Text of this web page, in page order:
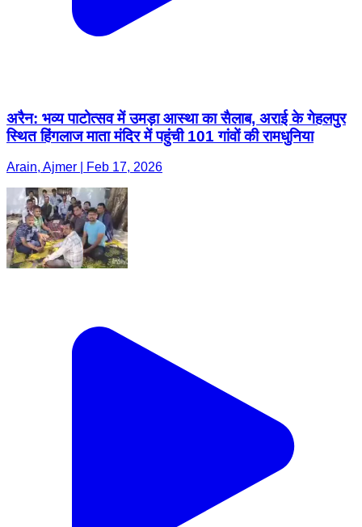
अरैन: भव्य पाटोत्सव में उमड़ा आस्था का सैलाब, अराई के गेहलपुर
स्थित हिंगलाज माता मंदिर में पहुंची 101 गांवों की रामधुनिया
Arain, Ajmer | Feb 17, 2026